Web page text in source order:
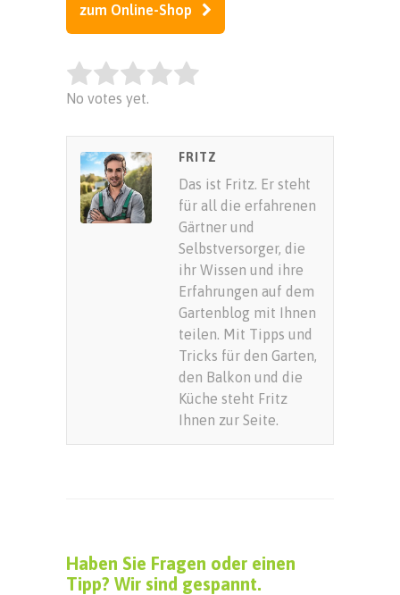
zum Online-Shop
Rate this item:
SUBMIT RATING
No votes yet.
FRITZ
Das ist Fritz. Er steht
für all die erfahrenen
Gärtner und
Selbstversorger, die
ihr Wissen und ihre
Erfahrungen auf dem
Gartenblog mit Ihnen
teilen. Mit Tipps und
Tricks für den Garten,
den Balkon und die
Küche steht Fritz
Ihnen zur Seite.
Haben Sie Fragen oder einen
Tipp? Wir sind gespannt.